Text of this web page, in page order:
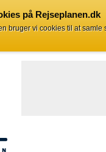
på Rejseplanen.dk
bruger vi cookies til at